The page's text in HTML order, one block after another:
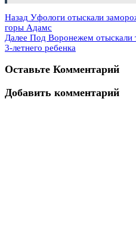
Назад Уфологи отыскали
горы Адамс
Далее Под Воронежем отыскали
3-летнего ребенка
Оставьте Комментарий
Добавить комментарий